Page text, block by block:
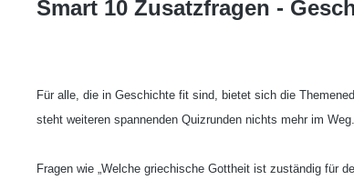
Smart 10 Zusatzfragen -
Für alle, die in Geschichte fit sind, bietet sich die
steht weiteren spannenden Quizrunden nichts mehr im Weg.
Fragen wie „Welche griechische Gottheit ist zuständig für